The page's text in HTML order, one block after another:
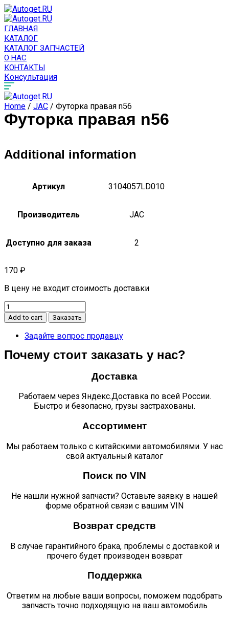
ГЛАВНАЯ
КАТАЛОГ
КАТАЛОГ ЗАПЧАСТЕЙ
О НАС
КОНТАКТЫ
Консультация
Home / JAC / Футорка правая n56
Футорка правая n56
Additional information
Артикул 3104057LD010
Производитель JAC
Доступно для заказа 2
170 ₽
В цену не входит стоимость доставки
Футорка
правая
n56
quantity
Add to cart Заказать
Задайте вопрос продавцу
Почему стоит заказать у нас?
Доставка
Работаем через Яндекс.Доставка по всей России.
Быстро и безопасно, грузы застрахованы.
Ассортимент
Мы работаем только с китайскими автомобилями. У нас
свой актуальный каталог
Поиск по VIN
Не нашли нужной запчасти? Оставьте заявку в нашей
форме обратной связи с вашим VIN
Возврат средств
В случае гарантийного брака, проблемы с доставкой и
прочего будет производен возврат
Поддержка
Ответим на любые ваши вопросы, поможем подобрать
запчасть точно подходящую на ваш автомобиль